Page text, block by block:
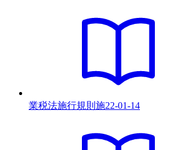
業税法施行規則 施22-01-14